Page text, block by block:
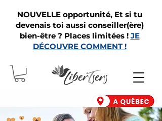
NOUVELLE opportunité, Et si tu
devenais toi aussi conseiller(ère)
bien-être ? Places limitées ! JE
DÉCOUVRE COMMENT !